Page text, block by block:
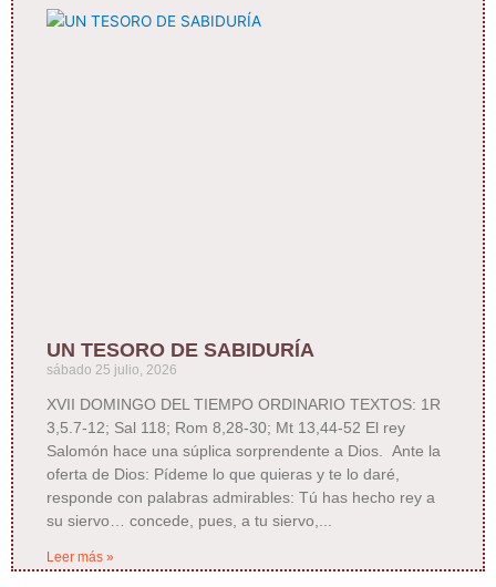
UN TESORO DE SABIDURÍA
sábado 25 julio, 2026
XVII DOMINGO DEL TIEMPO ORDINARIO TEXTOS: 1R
3,5.7-12; Sal 118; Rom 8,28-30; Mt 13,44-52 El rey
Salomón hace una súplica sorprendente a Dios. Ante la
oferta de Dios: Pídeme lo que quieras y te lo daré,
responde con palabras admirables: Tú has hecho rey a
su siervo… concede, pues, a tu siervo,
Leer más »